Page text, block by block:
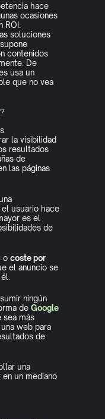
hace
ocasiones
soluciones
contenidos
De
usa un
que no vea
la visibilidad
resultados
de
las páginas
usuario hace
es el
de
ocoste por
el anuncio se
ningún
deGoogle
sea más
web para
de
una
un mediano